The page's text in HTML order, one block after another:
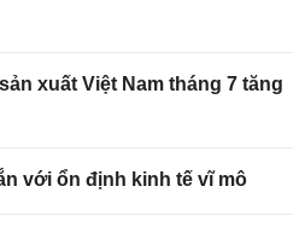
xuất Việt Nam tháng 7 tăng
với ổn định kinh tế vĩ mô